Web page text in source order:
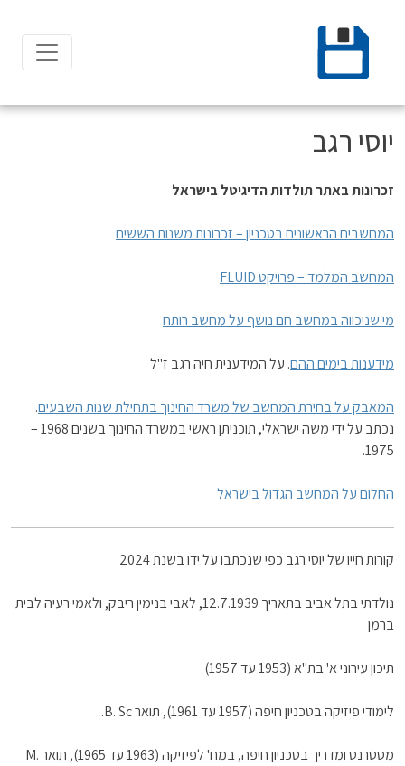
content
יוסי רגב
זכרונות באתר תולדות הדיגיטל בישראל
המחשבים הראשונים בטכניון – זכרונות משנות הששים
המחשב המלמד – פרויקט FLUID
מי שניכווה במחשב חם נושף על מחשב רותח
מידענות בימים ההם. על המידענית חיה רגב ז"ל
המאבק על בחירת המחשב של משרד החינוך בתחילת שנות השבעים.
נכתב על ידי משה ישראלי, תוכניתן ראשי במשרד החינוך בשנים 1968 –
1975.
החלום על המחשב הגדול בישראל
קורות חייו של יוסי רגב כפי שנכתבו על ידו בשנת 2024
נולדתי בתל אביב בתאריך 12.7.1939, לאבי בנימין ריבק, ולאמי רעיה לבית
ברמן
תיכון עירוני א' בת"א (1953 עד 1957)
לימודי פיזיקה בטכניון חיפה (1957 עד 1961), תואר B. Sc.
מסטרנט ומדריך בטכניון חיפה, במח' לפיזיקה (1963 עד 1965), תואר M.